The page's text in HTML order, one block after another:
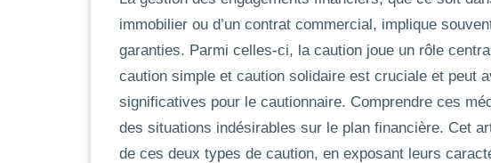
immobilier ou d’un contrat commercial, implique
garanties. Parmi celles-ci, la caution joue un rôle
caution simple et caution solidaire est cruciale et peut
significatives pour le cautionnaire. Comprendre ces
des situations indésirables sur le plan financière. Cet
de ces deux types de caution, en exposant leurs